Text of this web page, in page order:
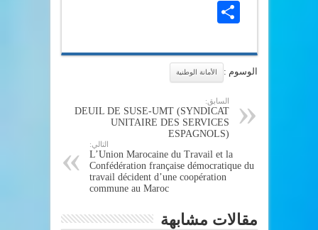
الوسوم : الأمانة الوطنية
السابق:
DEUIL DE SUSE-UMT (SYNDICAT
UNITAIRE DES SERVICES
ESPAGNOLS)
التالي:
L’Union Marocaine du Travail et la
Confédération française démocratique du
travail décident d’une coopération
commune au Maroc
مقالات مشابهة